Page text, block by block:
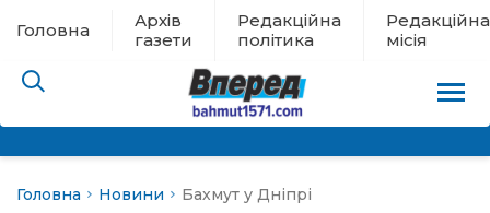
Головна
Архів
газети
Редакційна
політика
Редакційна
місія
Головна Новини Бахмут у Дніпрі